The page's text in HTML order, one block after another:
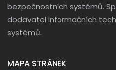
bezpečnostních systémů.
dodavatel informačních
systémů.
MAPA STRÁNEK